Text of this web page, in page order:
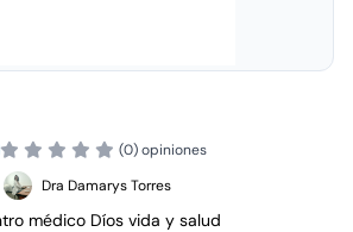
(0) opiniones
Dra Damarys Torres
médico Díos vida y salud